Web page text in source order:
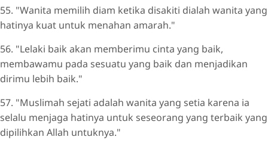
55. "Wanita memilih diam ketika disakiti dialah wanita yang
hatinya kuat untuk menahan amarah."
56. "Lelaki baik akan memberimu cinta yang baik,
membawamu pada sesuatu yang baik dan menjadikan
dirimu lebih baik."
57. "Muslimah sejati adalah wanita yang setia karena ia
selalu menjaga hatinya untuk seseorang yang terbaik yang
dipilihkan Allah untuknya."